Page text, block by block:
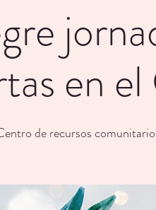
en
de recursos